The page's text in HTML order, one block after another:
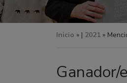
Inicio » | 2021 »
Ganador/